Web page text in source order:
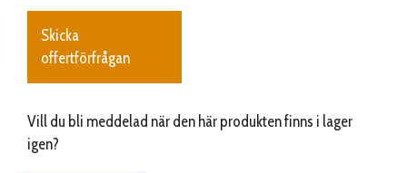
Skicka
offertförfrågan
Vill du bli meddelad när den här produkten finns i lager
igen?